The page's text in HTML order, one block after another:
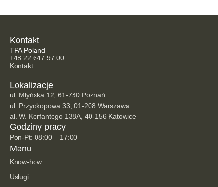
Kontakt
TPA Poland
+48 22 647 97 00
Kontakt
Lokalizacje
ul. Młyńska 12, 61-730 Poznań
ul. Przyokopowa 33, 01-208 Warszawa
al. W. Korfantego 138A, 40-156 Katowice
Godziny pracy
Pon-Pt: 08:00 – 17:00
Menu
Know-how
Usługi